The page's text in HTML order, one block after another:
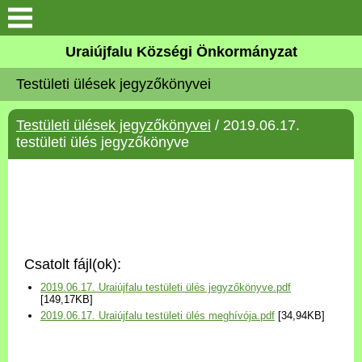
Köszöntő
Elérhetőségek
Uraiújfalu
Választási információk
Versenyképes Járások
Uraiújfalu Községi Önkormányzat
Testületi ülések jegyzőkönyvei
Testületi ülések jegyzőkönyvei / 2019.06.17.
testületi ülés jegyzőkönyve
Csatolt fájl(ok):
2019.06.17. Uraiújfalu testületi ülés jegyzőkönyve.pdf
[149,17KB]
2019.06.17. Uraiújfalu testületi ülés meghívója.pdf [34,94KB]